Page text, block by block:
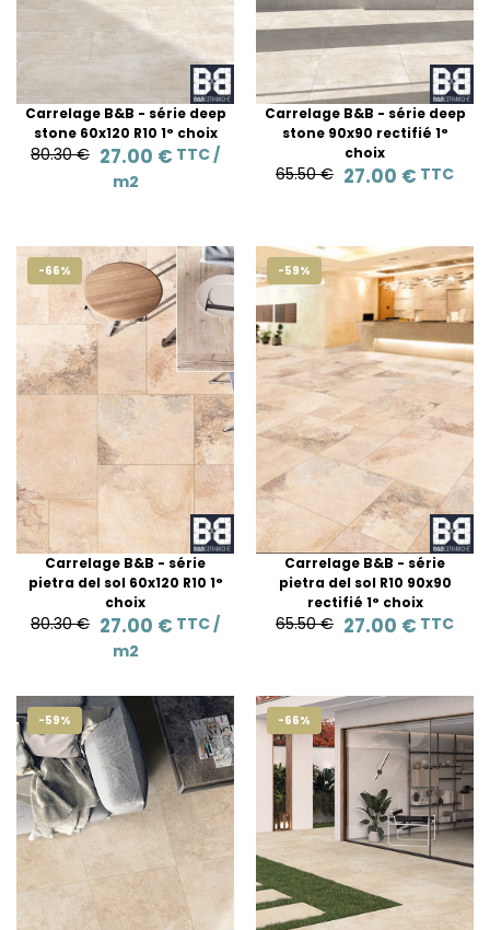
Carrelage B&B - série deep
stone 60x120 R10 1° choix
80.30 € 27.00 € TTC /
m2
Carrelage B&B - série deep
stone 90x90 rectifié 1°
choix
65.50 € 27.00 € TTC
-66%
Carrelage B&B - série
pietra del sol 60x120 R10 1°
choix
80.30 € 27.00 € TTC /
m2
-59%
Carrelage B&B - série
pietra del sol R10 90x90
rectifié 1° choix
65.50 € 27.00 € TTC
-59% -66%